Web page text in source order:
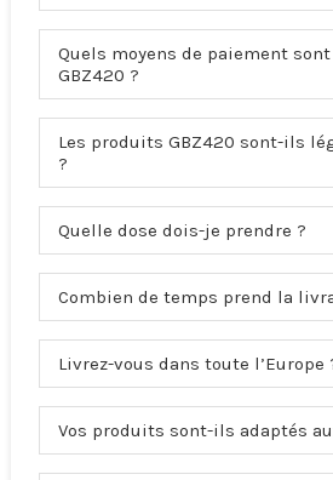
Quels moyens de paiement
GBZ420 ?
Les produits GBZ420 sont-ils
?
Quelle dose dois-je prendre ?
Combien de temps prend la
Livrez-vous dans toute l’Europe
Vos produits sont-ils adaptés